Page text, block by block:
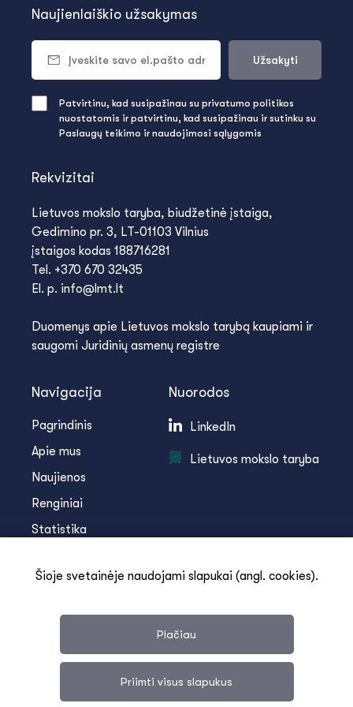
Rekvizitai
Lietuvos mokslo taryba, biudžetinė įstaiga,
Gedimino pr. 3, LT-01103 Vilnius
įstaigos kodas 188716281
Tel. +370 670 32435
El. p. info@lmt.lt
Duomenys apie Lietuvos mokslo tarybą kaupiami ir
saugomi Juridinių asmenų registre
Navigacija
Pagrindinis
Apie mus
Naujienos
Renginiai
Statistika
Kontaktai
Nuorodos
LinkedIn
Lietuvos mokslo taryba
Naujienlaiškio užsakymas
Užsakyti
Patvirtinu, kad susipažinau su privatumo politikos
nuostatomis ir patvirtinu, kad susipažinau ir sutinku su
Paslaugų teikimo ir naudojimosi sąlygomis
Šioje svetainėje naudojami slapukai (angl. cookies).
Plačiau
Priimti visus slapukus